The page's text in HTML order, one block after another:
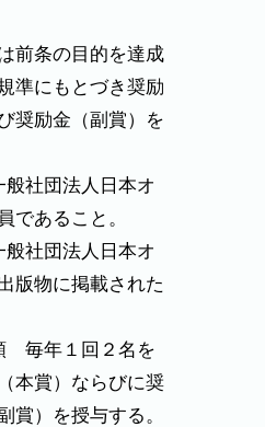
前条の目的を達成
準にもとづき奨励
奨励金（副賞）を
社団法人日本オ
であること。
社団法人日本オ
版物に掲載された
毎年１回２名を
本賞）ならびに奨
賞）を授与する。